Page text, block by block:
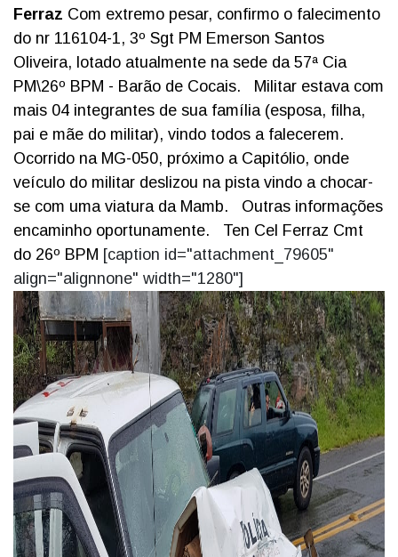
Ferraz Com extremo pesar, confirmo o falecimento
do nr 116104-1, 3º Sgt PM Emerson Santos
Oliveira, lotado atualmente na sede da 57ª Cia
PM\26º BPM - Barão de Cocais.
Militar estava com
mais 04 integrantes de sua família (esposa, filha,
pai e mãe do militar), vindo todos a falecerem.
Ocorrido na MG-050, próximo a Capitólio, onde
veículo do militar deslizou na pista vindo a chocar-
se com uma viatura da Mamb.
Outras informações
encaminho oportunamente.
Ten Cel Ferraz Cmt
do 26º BPM [caption id="attachment_79605"
align="alignnone" width="1280"]